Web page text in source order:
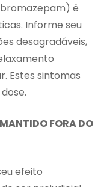
é
Informe seu
desagradáveis,
Estes sintomas
FORA DO
efeito